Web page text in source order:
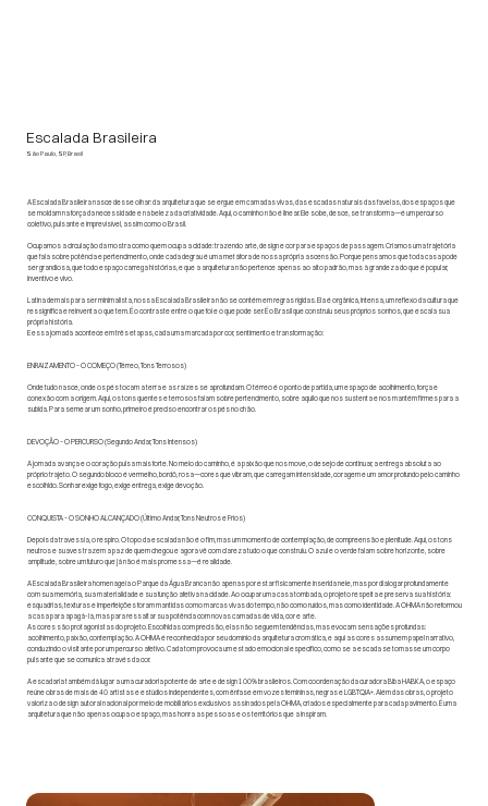
Escalada Brasileira
São Paulo, SP, Brasil
A Escalada Brasileira nasce desse olhar: da arquitetura que se ergue em camadas vivas, das escadas naturais das favelas, dos espaços que
se moldam na força da necessidade e na beleza da criatividade. Aqui, o caminho não é linear. Ele sobe, desce, se transforma—é um percurso
coletivo, pulsante e imprevisível, assim como o Brasil.
Ocupamos a circulação da mostra como quem ocupa a cidade: trazendo arte, design e cor para espaços de passagem. Criamos uma trajetória
que fala sobre potência e pertencimento, onde cada degrau é uma metáfora de nossa própria ascensão. Porque pensamos que toda casa pode
ser grandiosa, que todo espaço carrega histórias, e que a arquitetura não pertence apenas ao alto padrão, mas à grandeza do que é popular,
inventivo e vivo.
Latina demais para ser minimalista, nossa Escalada Brasileira não se contém em regras rígidas. Ela é orgânica, intensa, um reflexo da cultura que
ressignifica e reinventa o que tem. É o contraste entre o que foi e o que pode ser. É o Brasil que construiu seus próprios sonhos, que escala sua
própria história.
E essa jornada acontece em três etapas, cada uma marcada por cor, sentimento e transformação:
ENRAIZAMENTO – O COMEÇO (Térreo, Tons Terrosos)
Onde tudo nasce, onde os pés tocam a terra e as raízes se aprofundam. O térreo é o ponto de partida, um espaço de acolhimento, força e
conexão com a origem. Aqui, os tons quentes e terrosos falam sobre pertencimento, sobre aquilo que nos sustenta e nos mantém firmes para a
subida. Para semear um sonho, primeiro é preciso encontrar os pés no chão.
DEVOÇÃO – O PERCURSO (Segundo Andar, Tons Intensos)
A jornada avança e o coração pulsa mais forte. No meio do caminho, é a paixão que nos move, o desejo de continuar, a entrega absoluta ao
próprio trajeto. O segundo bloco é vermelho, bordô, rosa—cores que vibram, que carregam intensidade, coragem e um amor profundo pelo caminho
escolhido. Sonhar exige fogo, exige entrega, exige devoção.
CONQUISTA – O SONHO ALCANÇADO (Último Andar, Tons Neutros e Frios)
Depois da travessia, o respiro. O topo da escalada não é o fim, mas um momento de contemplação, de compreensão e plenitude. Aqui, os tons
neutros e suaves trazem a paz de quem chegou e agora vê com clareza tudo o que construiu. O azul e o verde falam sobre horizonte, sobre
amplitude, sobre um futuro que já não é mais promessa—é realidade.
A Escalada Brasileira homenageia o Parque da Água Branca não apenas por estar fisicamente inserida nele, mas por dialogar profundamente
com sua memória, sua materialidade e sua função afetiva na cidade. Ao ocupar uma casa tombada, o projeto respeita e preserva sua história:
esquadrias, texturas e imperfeições foram mantidas como marcas vivas do tempo, não como ruídos, mas como identidade. A OHMA não reformou
a casa para apagá-la, mas para ressaltar sua potência com novas camadas de vida, cor e arte.
As cores são protagonistas do projeto. Escolhidas com precisão, elas não seguem tendências, mas evocam sensações profundas:
acolhimento, paixão, contemplação. A OHMA é reconhecida por seu domínio da arquitetura cromática, e aqui as cores assumem papel narrativo,
conduzindo o visitante por um percurso afetivo. Cada tom provoca um estado emocional específico, como se a escada se tornasse um corpo
pulsante que se comunica através da cor.
A escadaria também dá lugar a uma curadoria potente de arte e design 100% brasileiros. Com coordenação da curadora Biba HABKA, o espaço
reúne obras de mais de 40 artistas e estúdios independentes, com ênfase em vozes femininas, negras e LGBTQIA+. Além das obras, o projeto
valoriza o design autoral nacional por meio de mobiliários exclusivos assinados pela OHMA, criados especialmente para cada pavimento. É uma
arquitetura que não apenas ocupa o espaço, mas honra as pessoas e os territórios que a inspiram.